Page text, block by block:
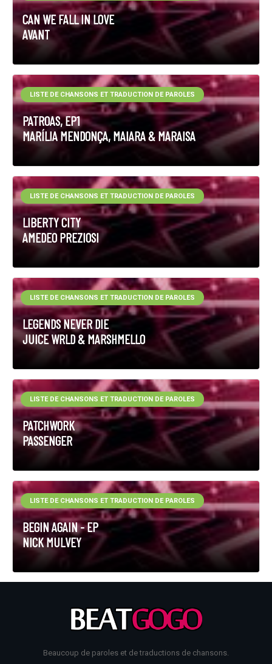
CAN WE FALL IN LOVE
AVANT
PATROAS, EP1
MARÍLIA MENDONÇA, MAIARA & MARAISA
LISTE DE CHANSONS ET TRADUCTION DE PAROLES
LIBERTY CITY
AMEDEO PREZIOSI
LISTE DE CHANSONS ET TRADUCTION DE PAROLES
LEGENDS NEVER DIE
JUICE WRLD & MARSHMELLO
LISTE DE CHANSONS ET TRADUCTION DE PAROLES
PATCHWORK
PASSENGER
LISTE DE CHANSONS ET TRADUCTION DE PAROLES
BEGIN AGAIN - EP
NICK MULVEY
LISTE DE CHANSONS ET TRADUCTION DE PAROLES
Beaucoup de paroles et de traductions de chansons.